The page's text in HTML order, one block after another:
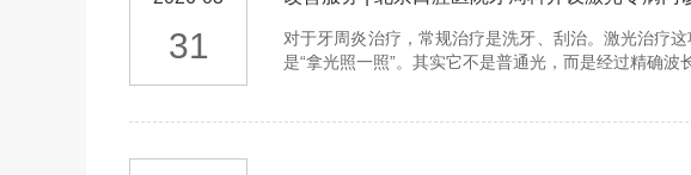
31
对于牙周炎治疗，常规治疗是洗牙、刮治。激光治疗
是“拿光照一照”。其实它不是普通光，而是经过精确